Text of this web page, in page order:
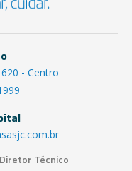
- Centro
Técnico